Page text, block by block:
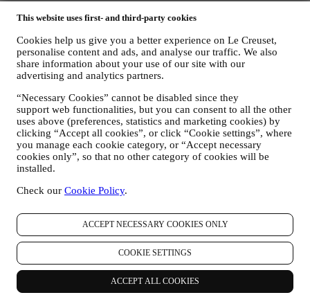
This website uses first- and third-party cookies
Cookies help us give you a better experience on Le Creuset,
personalise content and ads, and analyse our traffic. We also
share information about your use of our site with our
advertising and analytics partners.
“Necessary Cookies” cannot be disabled since they
support web functionalities, but you can consent to all the other
uses above (preferences, statistics and marketing cookies) by
clicking “Accept all cookies”, or click “Cookie settings”, where
you manage each cookie category, or “Accept necessary
cookies only”, so that no other category of cookies will be
installed.
Check our Cookie Policy.
ACCEPT NECESSARY COOKIES ONLY
COOKIE SETTINGS
ACCEPT ALL COOKIES
Nous utiliserons vos données pour gérer notre relation
et en boutique Le Creuset, votre utilisation du Site web, toute
assistance après-vente ultérieure ou votre participation à nos
concours. Nous pourrons avoir à traiter certaines données
vous concernant pour gérer nos obligations administratives
liées à notre relation contractuelle avec vous, telles que la
comptabilité, la facturation et certaines vérifications, la
vérification des paiements par carte, le dépistage de la fraude,
la sécurité, la sécurisation et les tests de nos systèmes, la
maintenance et les analyses statistiques. Occasionnellement,
nous pourrons avoir à vous contacter pour des raisons
administratives ou opérationnelles, comme par exemple
aussi vos données personnelles pour répondre à vos demandes
activité de traitement est requise pour nous permettre de
prester nos services à votre intention. Nous pouvons traiter
vos données en fonction de notre intérêt légitime (dûment
équilibré avec vos droits et libertés) pour vous envoyer des e-
mails de suivi dans le cas où vous auriez ajouté des articles
dans votre panier sans finaliser votre achat en ligne. Si vous
ne finalisez pas l'achat dans un certain délai, aucune autre